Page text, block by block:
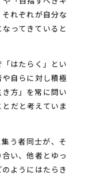
れぞれが自分な
ってきていると
はたらく」とい
自らに対し積極
方」を常に問い
だと考えていま
う者同士が、そ
い、他者とゆっ
ようにはたらき